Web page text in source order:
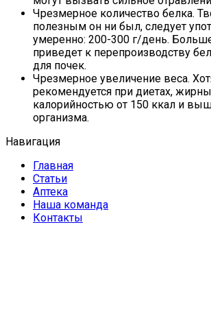
Чрезмерное количество белка.
полезным он ни был, следует
умеренно: 200-300 г/день.
приведет к перепроизводству
для почек.
Чрезмерное увеличение веса.
рекомендуется при диетах,
калорийностью от 150 ккал и
организма.
Навигация
Главная
Статьи
Аптека
Наша команда
Контакты